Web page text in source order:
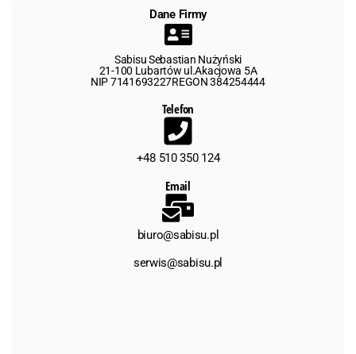
Dane Firmy
Sabisu Sebastian Nużyński
21-100 Lubartów ul.Akacjowa 5A
NIP 7141693227REGON 384254444
Telefon
+48 510 350 124
Email
biuro@sabisu.pl
serwis@sabisu.pl